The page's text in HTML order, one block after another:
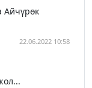
Айчүрөк
22.06.2022 10:58